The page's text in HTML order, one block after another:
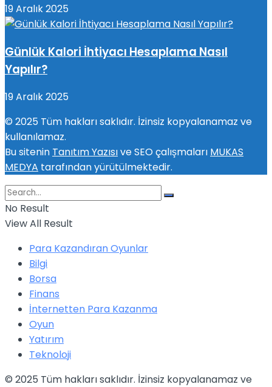
19 Aralık 2025
Günlük Kalori İhtiyacı Hesaplama Nasıl
Yapılır?
19 Aralık 2025
© 2025 Tüm hakları saklıdır. İzinsiz kopyalanamaz ve
kullanılamaz.
Bu sitenin Tanıtım Yazısıve SEO çalışmaları MUKAS
MEDYA tarafından yürütülmektedir.
No Result
View All Result
Para Kazandıran Oyunlar
Bilgi
Borsa
Finans
İnternetten Para Kazanma
Oyun
Yatırım
Teknoloji
© 2025 Tüm hakları saklıdır. İzinsiz kopyalanamaz ve